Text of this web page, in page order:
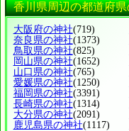
香川県周辺の都道府
大阪府の神社(719)
奈良県の神社(1373)
鳥取県の神社(825)
岡山県の神社(1652)
山口県の神社(765)
愛媛県の神社(1250)
福岡県の神社(3391)
長崎県の神社(1314)
大分県の神社(2091)
鹿児島県の神社(1117)